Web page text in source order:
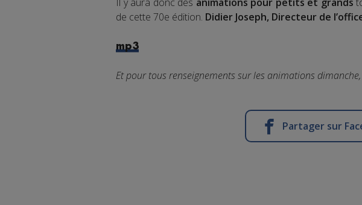
de cette 70e édition. Didier Joseph, Directeur de
mp3
Et pour tous renseignements sur les animations
Partager sur